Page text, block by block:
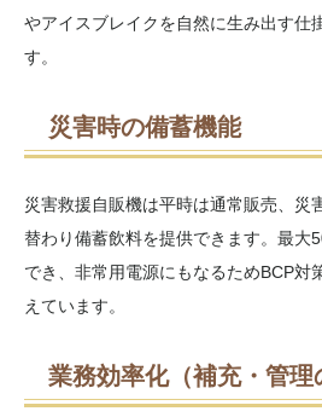
やアイスブレイクを自然に生み出す仕
す。
災害時の備蓄機能
災害救援自販機は平時は通常販売、災
替わり備蓄飲料を提供できます。最大
でき、非常用電源にもなるためBCP対
えています。
業務効率化（補充・管理